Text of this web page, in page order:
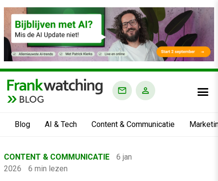
BLOG
Blog AI & Tech Content & Communicatie
›
CONTENT & COMMUNICATIE
6 jan
2026
6 min lezen